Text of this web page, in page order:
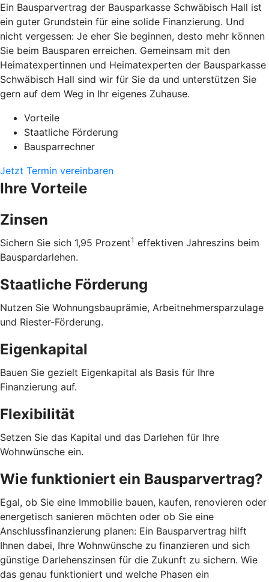
Ein Bausparvertrag der Bausparkasse Schwäbisch Hall ist
ein guter Grundstein für eine solide Finanzierung. Und
nicht vergessen: Je eher Sie beginnen, desto mehr können
Sie beim Bausparen erreichen. Gemeinsam mit den
Heimatexpertinnen und Heimatexperten der Bausparkasse
Schwäbisch Hall sind wir für Sie da und unterstützen Sie
gern auf dem Weg in Ihr eigenes Zuhause.
Vorteile
Staatliche Förderung
Bausparrechner
Jetzt Termin vereinbaren
Ihre Vorteile
Zinsen
Sichern Sie sich 1,95 Prozent1 effektiven Jahreszins beim
Bauspardarlehen.
Staatliche Förderung
Nutzen Sie Wohnungsbauprämie, Arbeitnehmersparzulage
und Riester-Förderung.
Eigenkapital
Bauen Sie gezielt Eigenkapital als Basis für Ihre
Finanzierung auf.
Flexibilität
Setzen Sie das Kapital und das Darlehen für Ihre
Wohnwünsche ein.
Wie funktioniert ein Bausparvertrag?
Egal, ob Sie eine Immobilie bauen, kaufen, renovieren oder
energetisch sanieren möchten oder ob Sie eine
Anschlussfinanzierung planen: Ein Bausparvertrag hilft
Ihnen dabei, Ihre Wohnwünsche zu finanzieren und sich
günstige Darlehenszinsen für die Zukunft zu sichern. Wie
das genau funktioniert und welche Phasen ein